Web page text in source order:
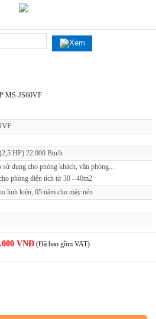
HP) 22.000 Btu/h
dụng cho phòng khách, văn phòng...
phòng diện tích từ 30 - 40m2
linh kiện, 05 năm cho máy nén
VNĐ(Đã bao gồm VAT)